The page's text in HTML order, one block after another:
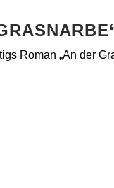
Roman „An der